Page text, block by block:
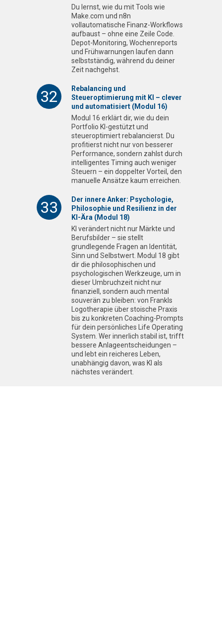
Du lernst, wie du mit Tools wie
Make.com und n8n
vollautomatische Finanz-Workflows
aufbaust – ohne eine Zeile Code.
Depot-Monitoring, Wochenreports
und Frühwarnungen laufen dann
selbstständig, während du deiner
Zeit nachgehst.
32
Rebalancing und
Steueroptimierung mit KI – clever
und automatisiert (Modul 16)
Modul 16 erklärt dir, wie du dein
Portfolio KI-gestützt und
steueroptimiert rebalancierst. Du
profitierst nicht nur von besserer
Performance, sondern zahlst durch
intelligentes Timing auch weniger
Steuern – ein doppelter Vorteil, den
manuelle Ansätze kaum erreichen.
33
Der innere Anker: Psychologie,
Philosophie und Resilienz in der
KI-Ära (Modul 18)
KI verändert nicht nur Märkte und
Berufsbilder – sie stellt
grundlegende Fragen an Identität,
Sinn und Selbstwert. Modul 18 gibt
dir die philosophischen und
psychologischen Werkzeuge, um in
dieser Umbruchzeit nicht nur
finanziell, sondern auch mental
souverän zu bleiben: von Frankls
Logotherapie über stoische Praxis
bis zu konkreten Coaching-Prompts
für dein persönliches Life Operating
System. Wer innerlich stabil ist, trifft
bessere Anlageentscheidungen –
und lebt ein reicheres Leben,
unabhängig davon, was KI als
nächstes verändert.